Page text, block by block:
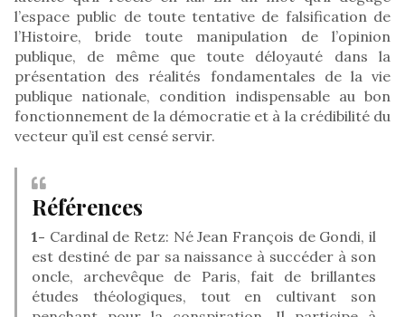
l’espace public de toute tentative de falsification de
l’Histoire, bride toute manipulation de l’opinion
publique, de même que toute déloyauté dans la
présentation des réalités fondamentales de la vie
publique nationale, condition indispensable au bon
fonctionnement de la démocratie et à la crédibilité du
vecteur qu’il est censé servir.
Références
1- Cardinal de Retz: Né Jean François de Gondi, il
est destiné de par sa naissance à succéder à son
oncle, archevêque de Paris, fait de brillantes
études théologiques, tout en cultivant son